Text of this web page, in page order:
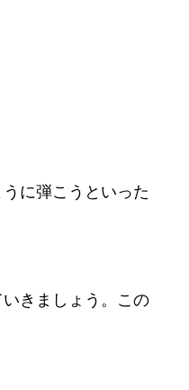
に弾こうといった
きましょう。この